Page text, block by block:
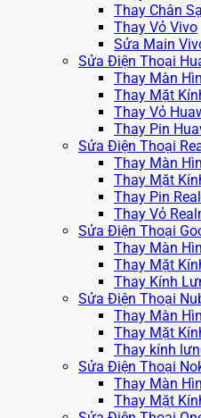
Thay Chân
Thay Vỏ Vivo
Sửa Main
Sửa Điện Thoại
Thay Màn
Thay Mặt
Thay Vỏ
Thay Pin
Sửa Điện Thoại
Thay Màn
Thay Mặt
Thay Pin
Thay Vỏ
Sửa Điện Thoại
Thay Màn
Thay Mặt
Thay Kính
Sửa Điện Thoại
Thay Màn
Thay Mặt
Thay kính
Sửa Điện Thoại
Thay Màn
Thay Mặt